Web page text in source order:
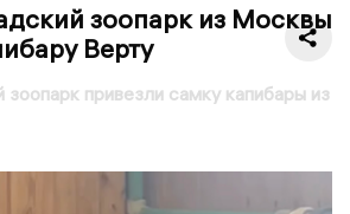
зоопарк из Москвы
Верту
зоопарк привезли самку капибары из